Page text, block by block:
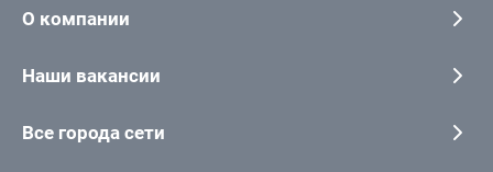
О компании
Наши вакансии
Все города сети